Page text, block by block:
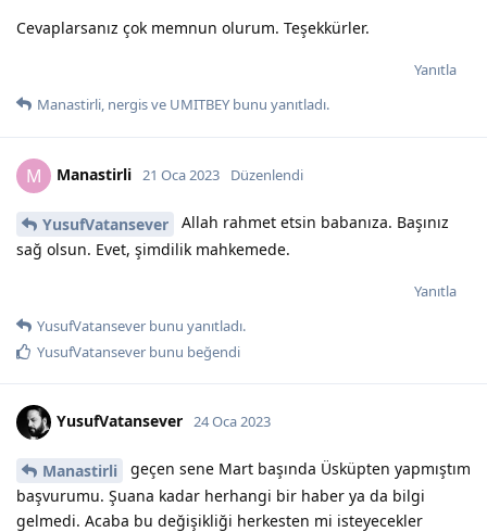
Cevaplarsanız çok memnun olurum. Teşekkürler.
Yanıtla
Manastirli, nergisve UMITBEY bunu yanıtladı.
M Manastirli 21 Oca 2023 Düzenlendi
YusufVatansever
Allah rahmet etsin babanıza. Başınız
sağ olsun. Evet, şimdilik mahkemede.
Yanıtla
YusufVatansever bunu yanıtladı.
YusufVatansever bunu beğendi
YusufVatansever 24 Oca 2023
Manastirli
geçen sene Mart başında Üsküpten yapmıştım
başvurumu. Şuana kadar herhangi bir haber ya da bilgi
gelmedi. Acaba bu değişikliği herkesten mi isteyecekler